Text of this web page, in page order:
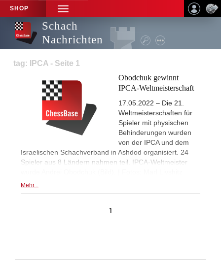
SHOP
TOGGLE
NAVIGATION
Schach
Nachrichten
tag: IPCA - Seite 1
Obodchuk gewinnt
IPCA-Weltmeisterschaft
17.05.2022 – Die 21.
Weltmeisterschaften für
Spieler mit physischen
Behinderungen wurden
von der IPCA und dem
Israelischen Schachverband in Ashdod organisiert. 24
Spieler aus 8 Ländern nahmen teil. IPCA-Weltmeister
Mehr...
1